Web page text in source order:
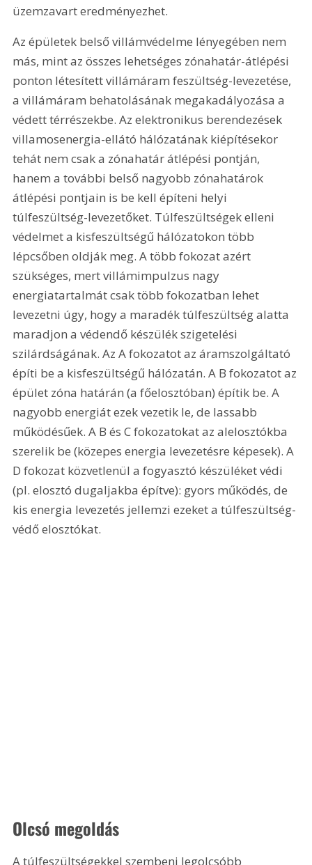
üzemzavart eredményezhet.
Az épületek belső villámvédelme lényegében nem
más, mint az összes lehetséges zónahatár-átlépési
ponton létesített villámáram feszültség-levezetése,
a villámáram behatolásának megakadályozása a
védett térrészekbe. Az elektronikus berendezések
villamosenergia-ellátó hálózatának kiépítésekor
tehát nem csak a zónahatár átlépési pontján,
hanem a további belső nagyobb zónahatárok
átlépési pontjain is be kell építeni helyi
túlfeszültség-levezetőket. Túlfeszültségek elleni
védelmet a kisfeszültségű hálózatokon több
lépcsőben oldják meg. A több fokozat azért
szükséges, mert villámimpulzus nagy
energiatartalmát csak több fokozatban lehet
levezetni úgy, hogy a maradék túlfeszültség alatta
maradjon a védendő készülék szigetelési
szilárdságának. Az A fokozatot az áramszolgáltató
építi be a kisfeszültségű hálózatán. A B fokozatot az
épület zóna határán (a főelosztóban) építik be. A
nagyobb energiát ezek vezetik le, de lassabb
működésűek. A B és C fokozatokat az alelosztókba
szerelik be (közepes energia levezetésre képesek). A
D fokozat közvetlenül a fogyasztó készüléket védi
(pl. elosztó dugaljakba építve): gyors működés, de
kis energia levezetés jellemzi ezeket a túlfeszültség-
védő elosztókat.
Olcsó megoldás
A túlfeszültségekkel szembeni legolcsóbb